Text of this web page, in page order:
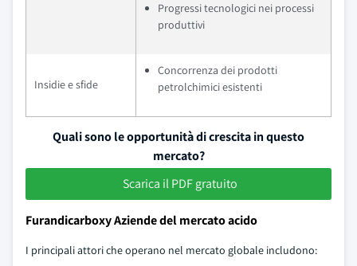
Progressi tecnologici nei processi
produttivi
Insidie e sfide
Concorrenza dei prodotti
petrolchimici esistenti
Quali sono le opportunità di crescita in questo
mercato?
Scarica il PDF gratuito
Furandicarboxy Aziende del mercato acido
I principali attori che operano nel mercato globale includono: